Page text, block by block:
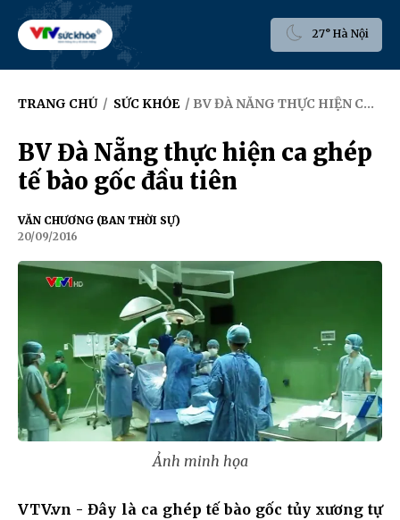
27° Hà Nội
TRANG CHỦ / SỨC KHỎE / BV ĐÀ NẴNG THỰC HIỆN CA GHÉP TẾ BÀO GỐC ĐẦU TIÊN
BV Đà Nẵng thực hiện ca ghép
tế bào gốc đầu tiên
VĂN CHƯƠNG (BAN THỜI SỰ)
20/09/2016
Ảnh minh họa
VTV.vn - Đây là ca ghép tế bào gốc tủy xương tự